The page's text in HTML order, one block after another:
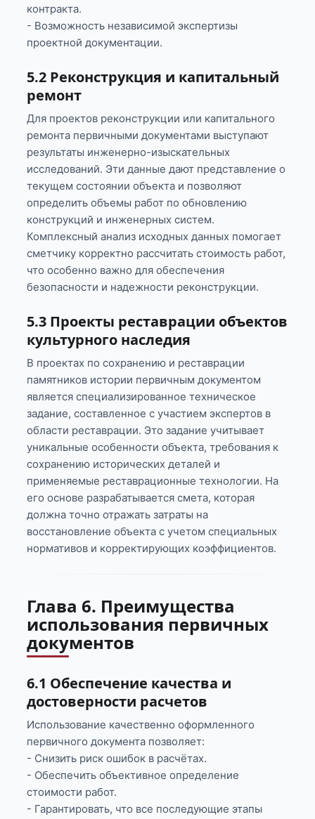
контракта.
- Возможность независимой экспертизы
проектной документации.
5.2 Реконструкция и капитальный
ремонт
Для проектов реконструкции или капитального
ремонта первичными документами выступают
результаты инженерно-изыскательных
исследований. Эти данные дают представление о
текущем состоянии объекта и позволяют
определить объемы работ по обновлению
конструкций и инженерных систем.
Комплексный анализ исходных данных помогает
сметчику корректно рассчитать стоимость работ,
что особенно важно для обеспечения
безопасности и надежности реконструкции.
5.3 Проекты реставрации объектов
культурного наследия
В проектах по сохранению и реставрации
памятников истории первичным документом
является специализированное техническое
задание, составленное с участием экспертов в
области реставрации. Это задание учитывает
уникальные особенности объекта, требования к
сохранению исторических деталей и
применяемые реставрационные технологии. На
его основе разрабатывается смета, которая
должна точно отражать затраты на
восстановление объекта с учетом специальных
нормативов и корректирующих коэффициентов.
Глава 6. Преимущества
использования первичных
документов
6.1 Обеспечение качества и
достоверности расчетов
Использование качественно оформленного
первичного документа позволяет:
- Снизить риск ошибок в расчётах.
- Обеспечить объективное определение
стоимости работ.
- Гарантировать, что все последующие этапы